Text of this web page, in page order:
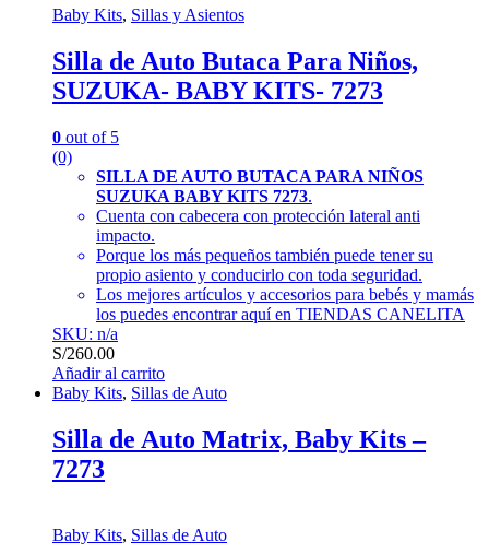
Baby Kits, Sillas y Asientos
Silla de Auto Butaca Para Niños,
SUZUKA- BABY KITS- 7273
0 out of 5
(0)
SILLA DE AUTO BUTACA PARA NIÑOS
SUZUKA BABY KITS 7273.
Cuenta con cabecera con protección lateral anti
impacto.
Porque los más pequeños también puede tener su
propio asiento y conducirlo con toda seguridad.
Los mejores artículos y accesorios para bebés y mamás
los puedes encontrar aquí en TIENDAS CANELITA
SKU: n/a
S/260.00
Añadir al carrito
Baby Kits, Sillas de Auto
Silla de Auto Matrix, Baby Kits –
7273
Baby Kits, Sillas de Auto